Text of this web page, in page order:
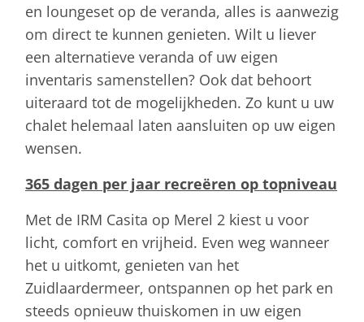
en loungeset op de veranda, alles is aanwezig
om direct te kunnen genieten. Wilt u liever
een alternatieve veranda of uw eigen
inventaris samenstellen? Ook dat behoort
uiteraard tot de mogelijkheden. Zo kunt u uw
chalet helemaal laten aansluiten op uw eigen
wensen.
365 dagen per jaar recreëren op topniveau
Met de IRM Casita op Merel 2 kiest u voor
licht, comfort en vrijheid. Even weg wanneer
het u uitkomt, genieten van het
Zuidlaardermeer, ontspannen op het park en
steeds opnieuw thuiskomen in uw eigen